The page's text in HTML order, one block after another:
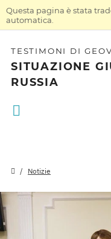
Questa pagina è stata
automatica.
TESTIMONI DI
SITUAZIONE
RUSSIA
Notizie